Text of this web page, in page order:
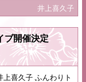
井上喜久子
ブ開催決定
喜久子 ふんわりト